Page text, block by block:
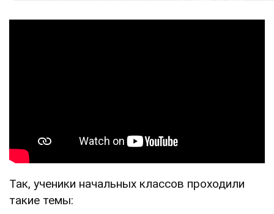
Так, ученики начальных классов проходили
такие темы: